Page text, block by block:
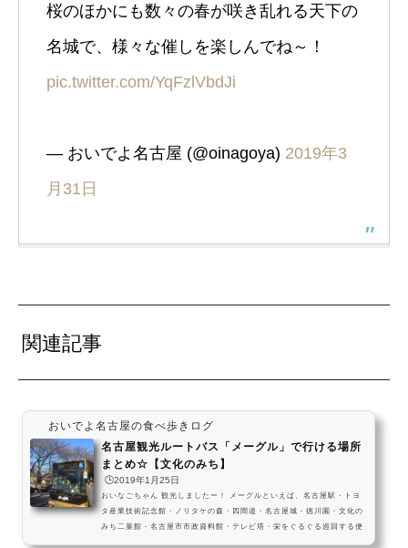
桜のほかにも数々の春が咲き乱れる天下の
名城で、様々な催しを楽しんでね～！
pic.twitter.com/YqFzlVbdJi
— おいでよ名古屋 (@oinagoya) 2019年3
月31日
関連記事
おいでよ名古屋の食べ歩きログ
名古屋観光ルートバス「メーグル」で行ける場所
まとめ☆【文化のみち】
🕒️2019年1月25日
おいなごちゃん 観光しましたー！ メーグルといえば、名古屋駅・トヨ
タ産業技術記念館・ノリタケの森・四間道・名古屋城・徳川園・文化の
みち二葉館・名古屋市市政資料館・テレビ塔・栄をぐるぐる巡回する便